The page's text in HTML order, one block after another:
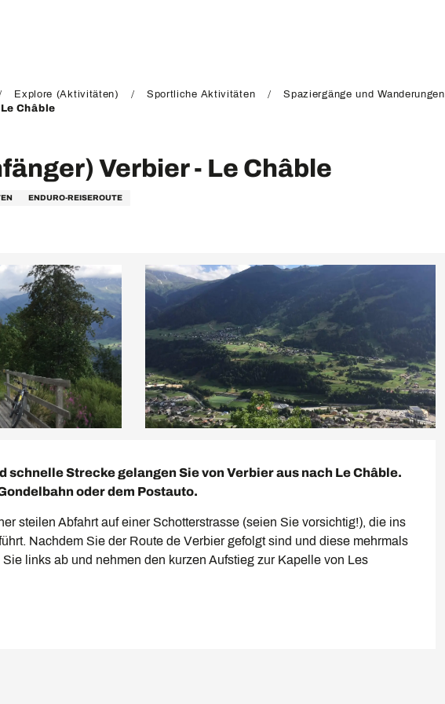
Explore (Aktivitäten) Sportliche Aktivitäten Spaziergänge und Wanderungen
Châble
Verbier - Le Châble
ENDURO-REISEROUTE
schnelle Strecke gelangen Sie von Verbier aus nach Le Châble.
oder dem Postauto.
steilen Abfahrt auf einer Schotterstrasse (seien Sie vorsichtig!), die ins
Nachdem Sie der Route de Verbier gefolgt sind und diese mehrmals
links ab und nehmen den kurzen Aufstieg zur Kapelle von Les